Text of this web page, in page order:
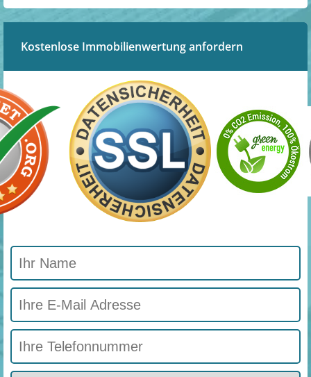
Kostenlose Immobilienwertung anfordern